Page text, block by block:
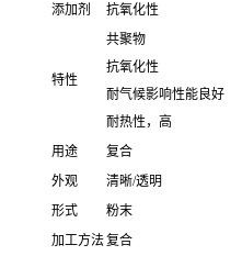
添加剂
抗氧化性
特性
共聚物
抗氧化性
耐气候影响性能良好
耐热性，高
用途
复合
外观
清晰/透明
形式
粉末
加工方法复合